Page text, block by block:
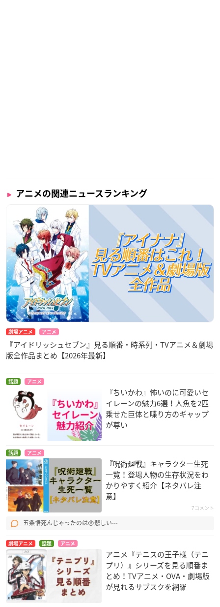
アニメの関連ニュースランキング
劇場アニメ アニメ
『アイドリッシュセブン』見る順番・時系列・TVアニメ＆劇場
版全作品まとめ【2026年最新】
話題 アニメ
『ちいかわ』怖いのに可愛いセ
イレーンの魅力6選！人魚を2匹
乗せた巨体と喋り方のギャップ
が尊い
話題 アニメ
『呪術廻戦』キャラクター生死
一覧！登場人物の生存状況をわ
かりやすく紹介【ネタバレ注
意】
7コメント
五条悟死んじゃったのは😞悲しい⋯
劇場アニメ 話題 アニメ
アニメ『テニスの王子様（テニ
プリ）』シリーズを見る順番ま
とめ！TVアニメ・OVA・劇場版
が見れるサブスクを網羅